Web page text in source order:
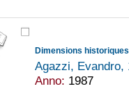
Dimensions
Agazzi,
Anno: 1987